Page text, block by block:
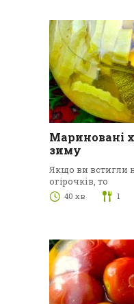
Мариновані
зиму
Якщо ви встигли
огірочків, то
40 хв 1